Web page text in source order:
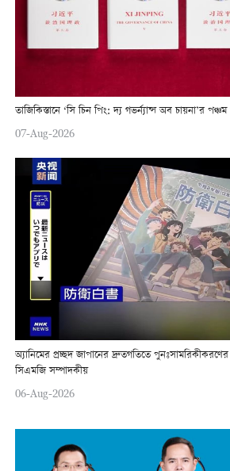
তাজিকিস্তানে ‘সি চিন পিং: দ্য গভর্ন্যান্স অব চায়না’র
07-Aug-2026
অ্যানিমের প্রচ্ছদ জাপানের দ্রুতগতিতে পুনঃসামরিকীকরণের
সিএমজি সম্পাদকীয়
06-Aug-2026